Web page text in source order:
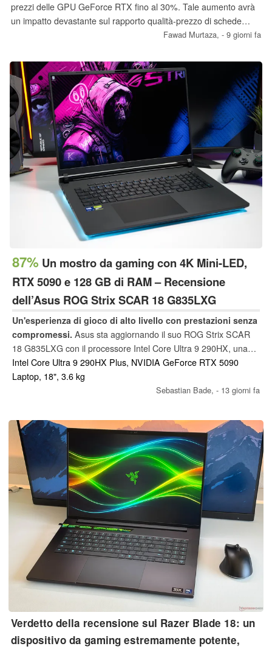
prezzi delle GPU GeForce RTX fino al 30%. Tale aumento avrà
un impatto devastante sul rapporto qualità-prezzo di schede
quali la RTX 5060 Ti da 16 GB e la RTX 5070, poiché si prevede
Fawad Murtaza, - 9 giorni fa
87% Un mostro da gaming con 4K Mini-LED,
RTX 5090 e 128 GB di RAM – Recensione
dell’Asus ROG Strix SCAR 18 G835LXG
Un'esperienza di gioco di alto livello con prestazioni senza
compromessi. Asus sta aggiornando il suo ROG Strix SCAR
18 G835LXG con il processore Intel Core Ultra 9 290HX, una
GPU per laptop NVIDIA GeForce RTX 5090 e un display Mini-
LED 4K da 18 pollici con una frequenza di aggiornamento di
240 Hz e 2.000 zone di regolazione della luminosità. Offre
semplificato ai componenti e alle ampie opzioni di
personalizzazione con AniME Vision e l’illuminazione RGB
versatile.
Intel Core Ultra 9 290HX Plus, NVIDIA GeForce RTX 5090
Laptop, 18", 3.6 kg
Sebastian Bade, - 13 giorni fa
Verdetto della recensione sul Razer Blade 18: un
dispositivo da gaming estremamente potente,